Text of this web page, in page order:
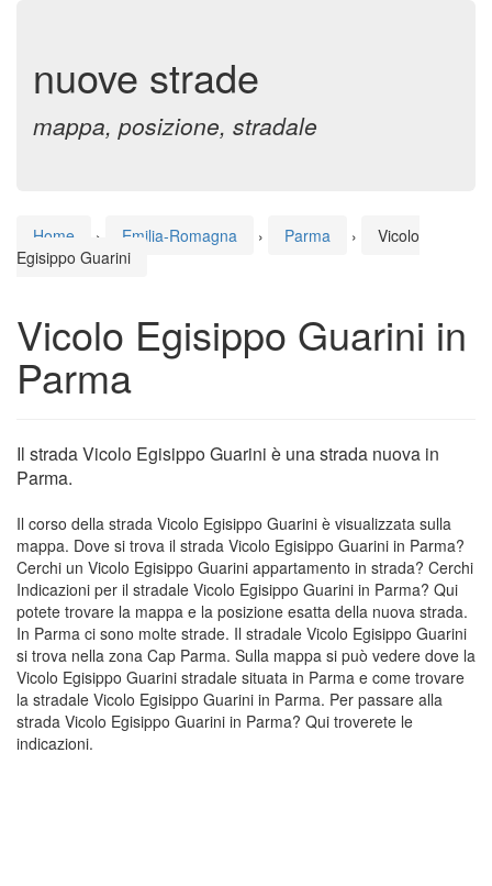
nuove strade
mappa, posizione, stradale
Home › Emilia-Romagna › Parma ›
Vicolo
Egisippo Guarini
Vicolo Egisippo Guarini in
Parma
Il strada Vicolo Egisippo Guarini è una strada nuova in
Parma.
Il corso della strada Vicolo Egisippo Guarini è visualizzata sulla
mappa. Dove si trova il strada Vicolo Egisippo Guarini in Parma?
Cerchi un Vicolo Egisippo Guarini appartamento in strada? Cerchi
Indicazioni per il stradale Vicolo Egisippo Guarini in Parma? Qui
potete trovare la mappa e la posizione esatta della nuova strada.
In Parma ci sono molte strade. Il stradale Vicolo Egisippo Guarini
si trova nella zona Cap Parma. Sulla mappa si può vedere dove la
Vicolo Egisippo Guarini stradale situata in Parma e come trovare
la stradale Vicolo Egisippo Guarini in Parma. Per passare alla
strada Vicolo Egisippo Guarini in Parma? Qui troverete le
indicazioni.